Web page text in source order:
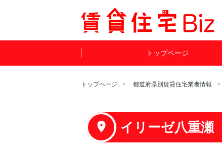
トップページ
トップページ 都道府県別賃貸住宅業者情報
イリーゼ八重瀬